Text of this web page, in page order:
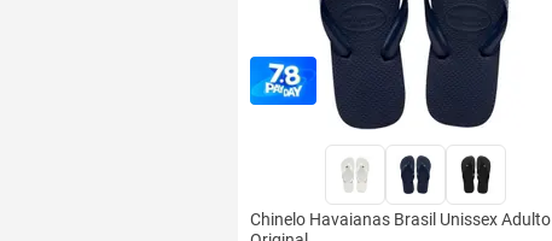
Chinelo Havaianas Brasil Unissex Adulto